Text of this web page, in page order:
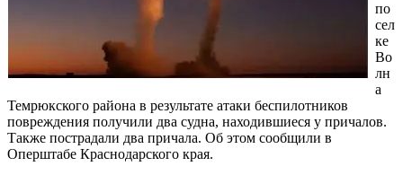
по
сел
ке
Во
лн
а
Темрюкского района в результате атаки беспилотников
повреждения получили два судна, находившиеся у причалов.
Также пострадали два причала. Об этом сообщили в
Оперштабе Краснодарского края.